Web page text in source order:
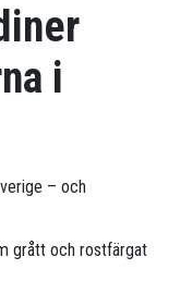
i
– och
grått och rostfärgat